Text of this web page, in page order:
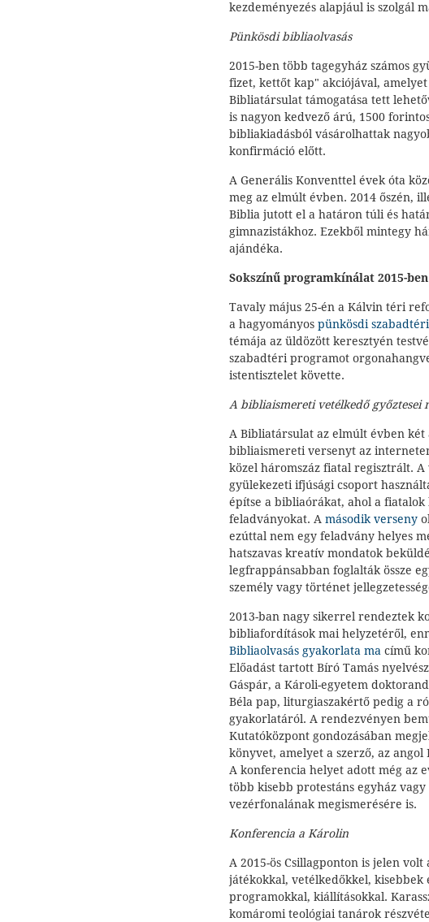
kezdeményezés alapjául is szolgál
Pünkösdi bibliaolvasás
2015-ben több tagegyház számos
fizet, kettőt kap" akciójával,
Bibliatársulat támogatása tett
is nagyon kedvező árú, 1500
bibliakiadásból vásárolhattak
konfirmáció előtt.
A Generális Konventtel évek óta
meg az elmúlt évben. 2014 őszén,
Biblia jutott el a határon túli és
gimnazistákhoz. Ezekből mintegy
ajándéka.
Sokszínű programkínálat 2015-
Tavaly május 25-én a Kálvin téri
a hagyományos pünkösdi
témája az üldözött keresztyén
szabadtéri programot
istentisztelet követte.
A bibliaismereti vetélkedő győztesei
A Bibliatársulat az elmúlt évben
bibliaismereti versenyt az
közel háromszáz fiatal regisztrált. A
gyülekezeti ifjúsági csoport
építse a bibliaórákat, ahol a fiatalok
feladványokat. A második verseny
ezúttal nem egy feladvány helyes
hatszavas kreatív mondatok
legfrappánsabban foglalták össze
személy vagy történet
2013-ban nagy sikerrel rendeztek
bibliafordítások mai helyzetéről,
Bibliaolvasás gyakorlata ma című
Előadást tartott Bíró Tamás
Gáspár, a Károli-egyetem
Béla pap, liturgiaszakértő pedig a
gyakorlatáról. A rendezvényen
Kutatóközpont gondozásában
könyvet, amelyet a szerző, az angol
A konferencia helyet adott még az
több kisebb protestáns egyház
vezérfonalának megismerésére is.
Konferencia a Károlin
A 2015-ös Csillagponton is jelen
játékokkal, vetélkedőkkel, kisebbek
programokkal, kiállításokkal.
komáromi teológiai tanárok